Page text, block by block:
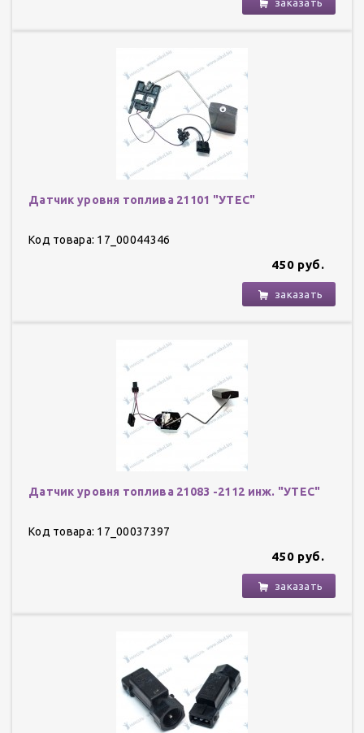
заказать
Датчик уровня топлива 21101 "УТЕС"
Код товара: 17_00044346
450 руб.
заказать
Датчик уровня топлива 21083 -2112 инж. "УТЕС"
Код товара: 17_00037397
450 руб.
заказать